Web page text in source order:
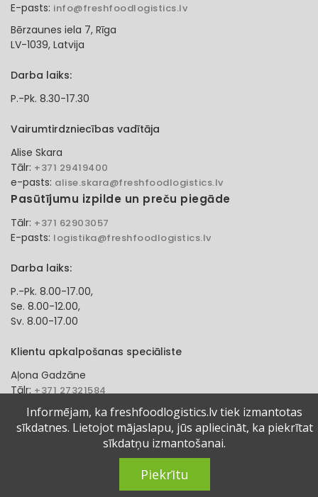
E-pasts: info@freshfoodlogistics.lv
Bērzaunes iela 7, Rīga
LV-1039, Latvija
Darba laiks:
P.-Pk. 8.30-17.30
Vairumtirdzniecības vadītāja
Alise Skara
Tālr: +371 29419400
e-pasts: alise.skara@freshfoodlogistics.lv
Pasūtījumu izpilde un preču piegāde
Tālr: +371 62903057
E-pasts: logistika@freshfoodlogistics.lv
Darba laiks:
P.-Pk. 8.00-17.00,
Se. 8.00-12.00,
Sv. 8.00-17.00
Klientu apkalpošanas speciāliste
Aļona Gadzāne
Tālr:+371 27321584
e-pasts: alona.gadzane@freshfoodlogistics.lv
© 2024 Fresh Food Logistics SIA. Visas tiesības aizsargātas.
Informējam, ka freshfoodlogistics.lv tiek izmantotas
sīkdatnes. Lietojot mājaslapu, jūs apliecināt, ka piekrītat
sīkdatņu izmantošanai.
Piekrītu